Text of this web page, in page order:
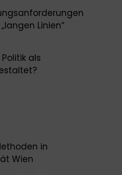
Linien“
als
in
Wien